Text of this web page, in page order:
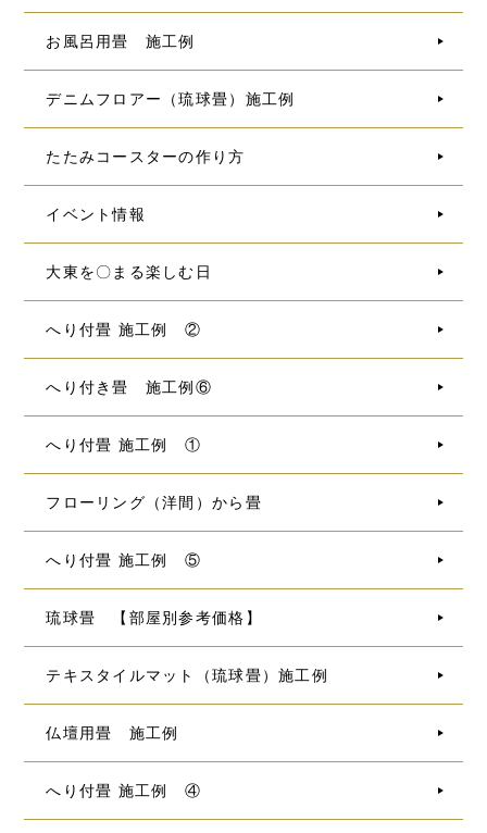
お風呂用畳 施工例
デニムフロアー（琉球畳）施工例
たたみコースターの作り方
イベント情報
大東を〇まる楽しむ日
へり付畳 施工例 ②
へり付き畳 施工例⑥
へり付畳 施工例 ①
フローリング（洋間）から畳
へり付畳 施工例 ⑤
琉球畳 【部屋別参考価格】
テキスタイルマット（琉球畳）施工例
仏壇用畳 施工例
へり付畳 施工例 ④